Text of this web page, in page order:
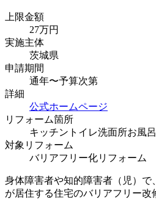
上限金額
27万円
実施主体
茨城県
申請期間
通年〜予算次第
詳細
公式ホームページ
リフォーム箇所
キッチン トイレ洗面所お風
対象リフォーム
バリアフリー化リフォーム
身体障害者や知的障害者（児）
が居住する住宅のバリアフリー